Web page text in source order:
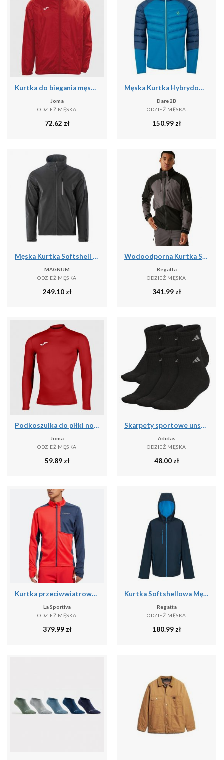
Kurtka do biegania męska Joma Iris przeciwdeszczowa
Joma
ODZIEŻ MĘSKA
72.62 zł
Męska Kurtka Hybrydowa Torrek
Dare 2B
ODZIEŻ MĘSKA
150.99zł
Męska Kurtka Softshell 2.0 Deer
MAGNUM
ODZIEŻ MĘSKA
249.10zł
Wodoodporna Kurtka Stretch Shell Dla Dorosłych Unisex
Regatta
ODZIEŻ MĘSKA
341.99zł
Podkoszulka do piłki nożnej dla dorosłych Joma Brama Academy z długim rękawem
Joma
ODZIEŻ MĘSKA
59.89zł
Skarpety sportowe unsex Adidas PER ANKLE AA2321 3-PAK
Adidas
ODZIEŻ MĘSKA
48.00zł
Kurtka przeciwwiatrowa męska La Sportiva True North
La Sportiva
ODZIEŻ MĘSKA
379.99zł
Kurtka Softshellowa Męska 2 Warstwy
Regatta
ODZIEŻ MĘSKA
180.99zł